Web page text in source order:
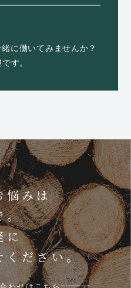
に働いてみませんか？
す。
悩みは
。
に
ください。